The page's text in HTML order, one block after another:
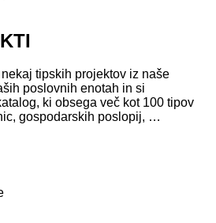
tipskih projektov iz naše
poslovnih enotah in si
ki obsega več kot 100 tipov
gospodarskih poslopij, …